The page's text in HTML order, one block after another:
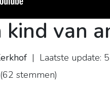
van
| Laatste update:
(62 stemmen)